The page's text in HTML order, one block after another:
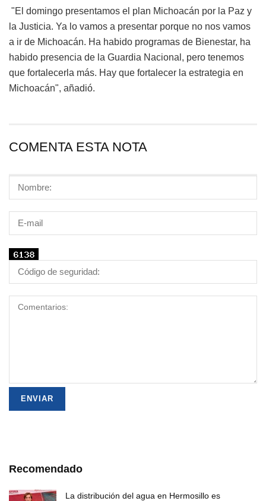
"El domingo presentamos el plan Michoacán por la Paz y
la Justicia. Ya lo vamos a presentar porque no nos vamos
a ir de Michoacán. Ha habido programas de Bienestar, ha
habido presencia de la Guardia Nacional, pero tenemos
que fortalecerla más. Hay que fortalecer la estrategia en
Michoacán", añadió.
COMENTA ESTA NOTA
Recomendado
La distribución del agua en Hermosillo es